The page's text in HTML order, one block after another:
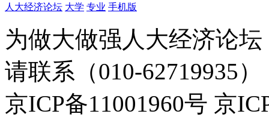
人大经济论坛 大学 专业 手机版
为做大做强人大经济论
请联系（010-62719935）
京ICP备11001960号 京